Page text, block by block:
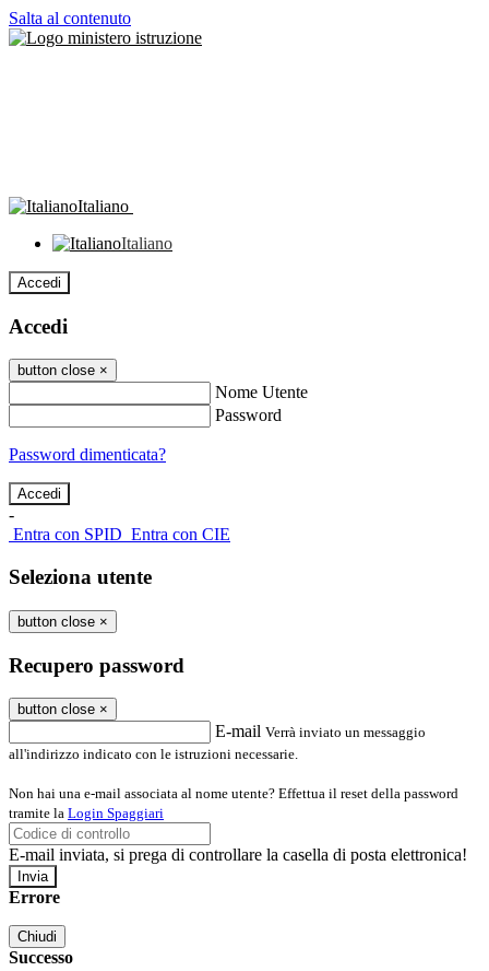
Salta al contenuto
Italiano
Italiano
Accedi
Accedi
button close ×
Nome Utente
Password
Password dimenticata?
-
Entra con SPID Entra con CIE
Seleziona utente
button close ×
Recupero password
button close ×
E-mail Verrà inviato un messaggio
all'indirizzo indicato con le istruzioni necessarie.
Non hai una e-mail associata al nome utente? Effettua il reset della password
tramite la Login Spaggiari
E-mail inviata, si prega di controllare la casella di posta elettronica!
Errore
Chiudi
Successo